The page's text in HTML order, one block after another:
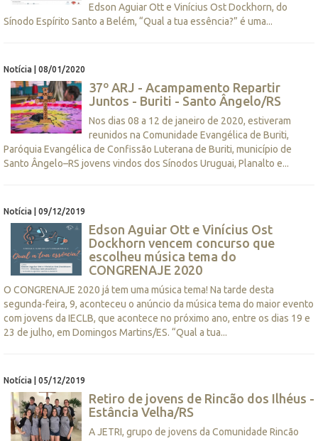
Edson Aguiar Ott e Vinícius Ost Dockhorn, do
Sínodo Espírito Santo a Belém, “Qual a tua essência?” é uma...
Notícia | 08/01/2020
37º ARJ - Acampamento Repartir
Juntos - Buriti - Santo Ângelo/RS
Nos dias 08 a 12 de janeiro de 2020, estiveram
reunidos na Comunidade Evangélica de Buriti,
Paróquia Evangélica de Confissão Luterana de Buriti, município de
Santo Ângelo–RS jovens vindos dos Sínodos Uruguai, Planalto e...
Notícia | 09/12/2019
Edson Aguiar Ott e Vinícius Ost
Dockhorn vencem concurso que
escolheu música tema do
CONGRENAJE 2020
O CONGRENAJE 2020 já tem uma música tema! Na tarde desta
segunda-feira, 9, aconteceu o anúncio da música tema do maior evento
com jovens da IECLB, que acontece no próximo ano, entre os dias 19 e
23 de julho, em Domingos Martins/ES. “Qual a tua...
Notícia | 05/12/2019
Retiro de jovens de Rincão dos Ilhéus -
Estância Velha/RS
A JETRI, grupo de jovens da Comunidade Rincão